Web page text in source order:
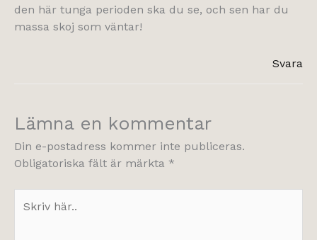
den här tunga perioden ska du se, och sen har du
massa skoj som väntar!
Svara
Lämna en kommentar
Din e-postadress kommer inte publiceras.
Obligatoriska fält är märkta *
här..